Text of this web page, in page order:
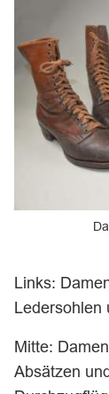
Links:
Ledersohlen
Mitte:
Absätzen